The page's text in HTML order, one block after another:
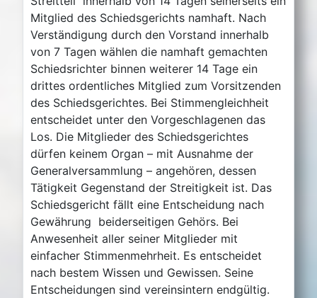
Mitglied des Schiedsgerichts namhaft. Nach
Verständigung durch den Vorstand innerhalb
von 7 Tagen wählen die namhaft gemachten
Schiedsrichter binnen weiterer 14 Tage ein
drittes ordentliches Mitglied zum Vorsitzenden
des Schiedsgerichtes. Bei Stimmengleichheit
entscheidet unter den Vorgeschlagenen das
Los. Die Mitglieder des Schiedsgerichtes
dürfen keinem Organ – mit Ausnahme der
Generalversammlung – angehören, dessen
Tätigkeit Gegenstand der Streitigkeit ist. Das
Schiedsgericht fällt eine Entscheidung nach
Gewährung beiderseitigen Gehörs. Bei
Anwesenheit aller seiner Mitglieder mit
einfacher Stimmenmehrheit. Es entscheidet
nach bestem Wissen und Gewissen. Seine
Entscheidungen sind vereinsintern endgültig.